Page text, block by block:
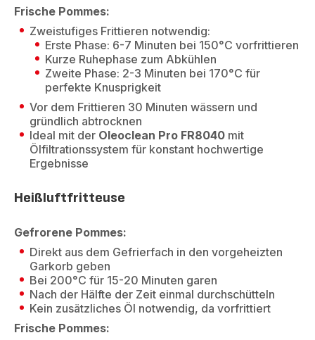
Frische Pommes:
Zweistufiges Frittieren notwendig:
Erste Phase: 6-7 Minuten bei 150°C vorfrittieren
Kurze Ruhephase zum Abkühlen
Zweite Phase: 2-3 Minuten bei 170°C für
perfekte Knusprigkeit
Vor dem Frittieren 30 Minuten wässern und
gründlich abtrocknen
Ideal mit der Oleoclean Pro FR8040 mit
Ölfiltrationssystem für konstant hochwertige
Ergebnisse
Heißluftfritteuse
Gefrorene Pommes:
Direkt aus dem Gefrierfach in den vorgeheizten
Garkorb geben
Bei 200°C für 15-20 Minuten garen
Nach der Hälfte der Zeit einmal durchschütteln
Kein zusätzliches Öl notwendig, da vorfrittiert
Frische Pommes: